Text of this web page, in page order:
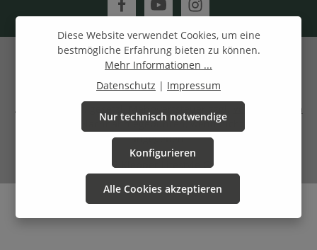
© 2022 Klepper Lifestyle GmbH
Alle Preise inkl. gesetzl. Mehrwertsteuer zzgl.
Versandkosten
und ggf. Nachnahmegebühren, wenn nicht anders
angegeben.
Diese Website verwendet Cookies, um eine
bestmögliche Erfahrung bieten zu können.
Mehr Informationen ...
Datenschutz | Impressum
Nur technisch notwendige
Konfigurieren
Alle Cookies akzeptieren